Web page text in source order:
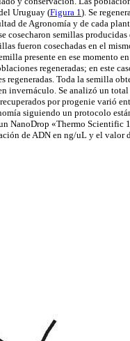
Uruguay (Figura 1 ). Se
de Agronomía y de cada
cosecharon semillas
fueron cosechadas en el
presente en ese momento
regeneradas; en este
Toda la semilla
invernáculo. Se analizó un
por progenie varió
siguiendo un protocolo
NanoDrop «Thermo Scientific
de ADN en ng/uL y el valor